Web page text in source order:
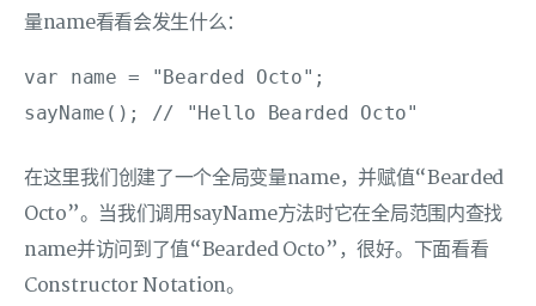
量name看看会发生什么：
var name = "Bearded Octo";
sayName(); // "Hello Bearded Octo"
在这里我们创建了一个全局变量name，并赋值“Bearded
Octo”。当我们调用sayName方法时它在全局范围内查找
name并访问到了值“Bearded Octo”，很好。下面看看
Constructor Notation。